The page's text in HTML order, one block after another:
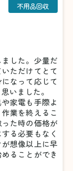
不用品回収
した。少量だ
ただけてとて
なって応じて
いました。
家電も手際よ
業を終えるこ
た時の価格が
る必要もなく
想像以上に早
ることができ